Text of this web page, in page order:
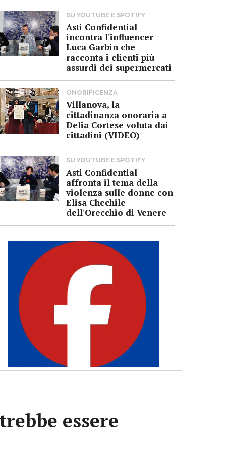
SU YOUTUBE E SPOTIFY
Asti Confidential
incontra l'influencer
Luca Garbin che
racconta i clienti più
assurdi dei supermercati
ONORIFICENZA
Villanova, la
cittadinanza onoraria a
Delia Cortese voluta dai
cittadini (VIDEO)
SU YOUTUBE E SPOTIFY
Asti Confidential
affronta il tema della
violenza sulle donne con
Elisa Chechile
dell'Orecchio di Venere
essere